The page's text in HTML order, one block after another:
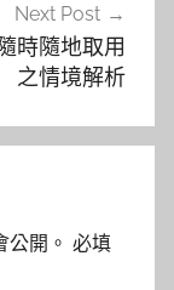
Next Post
時隨地取用
之情境解析
開。 必填